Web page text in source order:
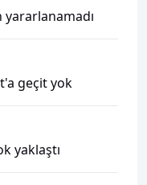
geçit yok
yaklaştı